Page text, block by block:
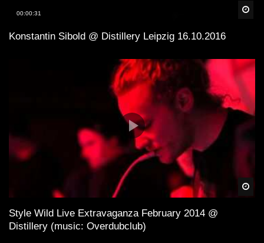
00:00:31
Konstantin Sibold @ Distillery Leipzig 16.10.2016
Style Wild Live Extravaganza February 2014 @
Distillery (music: Overdubclub)